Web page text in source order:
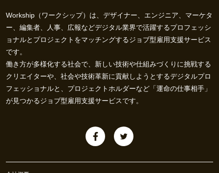
Workship（ワークシップ）は、デザイナー、エンジニア、マーケタ
ー、編集者、人事、広報などデジタル業界で活躍するプロフェッシ
ョナルとプロジェクトをマッチングするジョブ型雇用支援サービス
です。
働き方が多様化する社会で、新しい技術や仕組みづくりに挑戦する
クリエイターや、社会や技術革新に貢献しようとするデジタルプロ
フェッショナルと、プロジェクトホルダーなど「運命の仕事相手」
が見つかるジョブ型雇用支援サービスです。